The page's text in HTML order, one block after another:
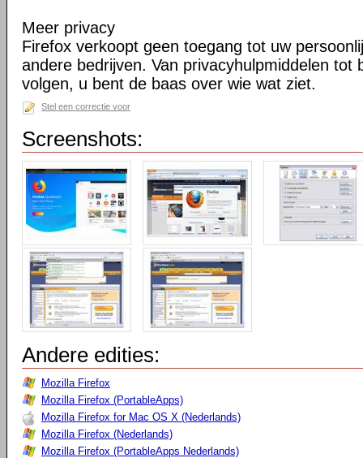
Meer privacy
Firefox verkoopt geen toegang tot uw
andere bedrijven. Van privacyhulpmiddelen tot
volgen, u bent de baas over wie wat ziet.
Stel een correctie voor
Screenshots:
Andere edities:
Mozilla Firefox
Mozilla Firefox (PortableApps)
Mozilla Firefox for Mac OS X (Nederlands)
Mozilla Firefox (Nederlands)
Mozilla Firefox (PortableApps Nederlands)